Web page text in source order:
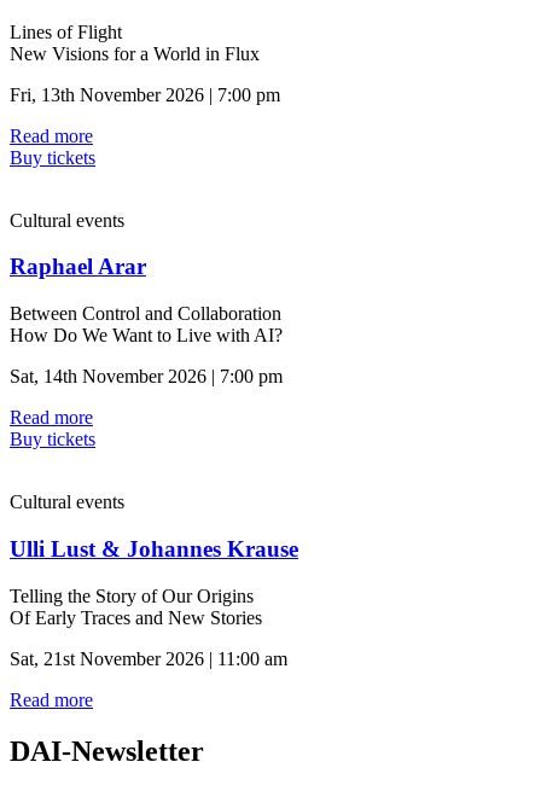
Lines of Flight
New Visions for a World in Flux
Fri, 13th November 2026 | 7:00 pm
Read more
Buy tickets
Cultural events
Raphael Arar
Between Control and Collaboration
How Do We Want to Live with AI?
Sat, 14th November 2026 | 7:00 pm
Read more
Buy tickets
Cultural events
Ulli Lust & Johannes Krause
Telling the Story of Our Origins
Of Early Traces and New Stories
Sat, 21st November 2026 | 11:00 am
Read more
DAI-Newsletter